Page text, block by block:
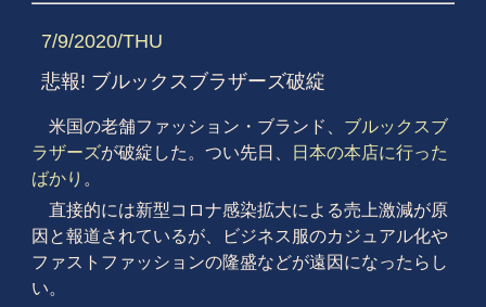
7/9/2020/THU
悲報! ブルックスブラザーズ破綻
米国の老舗ファッション・ブランド、 ブルックスブ
ラザーズが破綻した。つい先日、
日本の本店に行った
ばかり 。
直接的には新型コロナ感染拡大による売上激減が原
因と報道されているが、ビジネス服のカジュアル化や
ファストファッションの隆盛などが遠因になったらし
い。